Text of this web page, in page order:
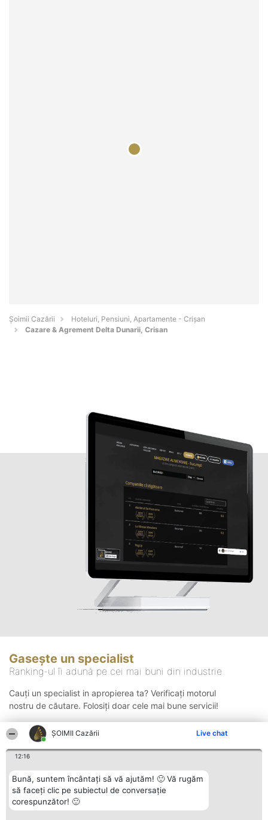
ȘOIMII Cazării Live chat
12:16
Bună, suntem încântați să vă ajutăm! 🙂 Vă rugăm
să faceți clic pe subiectul de conversație
corespunzător! 🙂
Șoimii Cazării
Hoteluri, Pensiuni, Apartamente - Crişan
Cazare & Agrement Delta Dunarii, Crisan
Gasește un specialist
Ranking-ul îi adună pe cei mai buni din industrie
Cauți un specialist in apropierea ta? Verificați motorul
nostru de căutare. Folosiți doar cele mai bune servicii!